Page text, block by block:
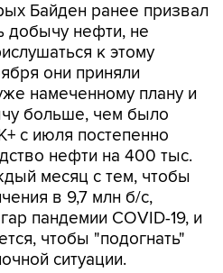
Байден ранее призвал
добычу нефти, не
к этому
они приняли
намеченному плану и
больше, чем было
с июля постепенно
нефти на 400 тыс.
месяц с тем, чтобы
в 9,7 млн б/с,
пандемии COVID-19, и
чтобы "подогнать"
ситуации.